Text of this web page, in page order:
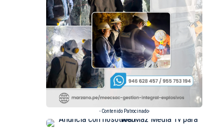
- Contenido Patrocinado-